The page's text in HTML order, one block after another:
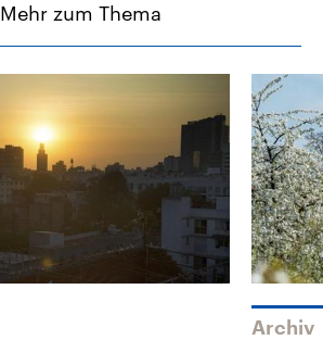
Mehr zum Thema
Archiv